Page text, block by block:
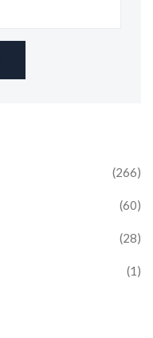
(266)
(60)
(28)
(1)